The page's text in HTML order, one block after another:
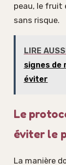
peau, le fruit
sans risque.
LIRE
signes de
éviter
Le
éviter le
La manière